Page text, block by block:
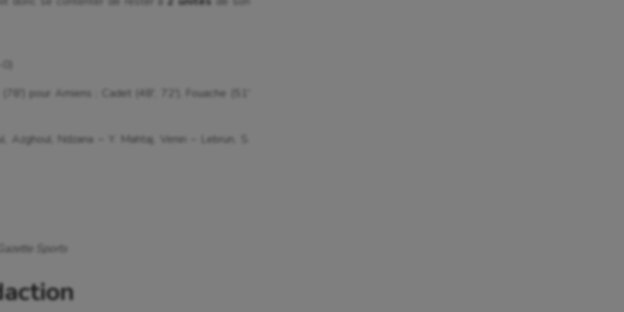
pour Amiens ; Cadet (48′, 72′), Fouache (51′
Azghoul, Ndzana – Y. Mahtaj, Venin – Lebrun, S.
Sports